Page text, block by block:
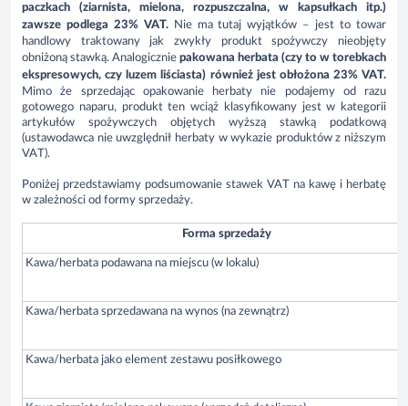
paczkach (ziarnista, mielona, rozpuszczalna, w kapsułkach itp.)
zawsze podlega 23% VAT.Nie ma tutaj wyjątków – jest to towar
handlowy traktowany jak zwykły produkt spożywczy nieobjęty
obniżoną stawką. Analogicznie pakowana herbata (czy to w torebkach
ekspresowych, czy luzem liściasta) również jest obłożona 23% VAT.
Mimo że sprzedając opakowanie herbaty nie podajemy od razu
gotowego naparu, produkt ten wciąż klasyfikowany jest w kategorii
artykułów spożywczych objętych wyższą stawką podatkową
(ustawodawca nie uwzględnił herbaty w wykazie produktów z niższym
VAT).
Poniżej przedstawiamy podsumowanie stawek VAT na kawę i herbatę
w zależności od formy sprzedaży.
Forma sprzedaży
Kawa/herbata podawana na miejscu (w lokalu)
Kawa/herbata sprzedawana na wynos (na zewnątrz)
Kawa/herbata jako element zestawu posiłkowego